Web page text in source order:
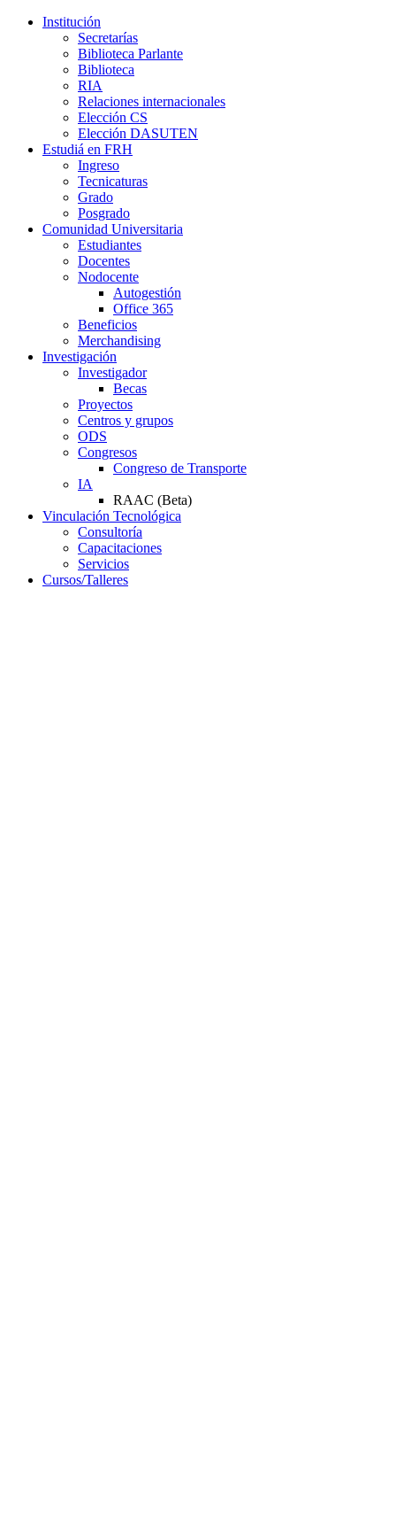
Institución
Secretarías
Biblioteca Parlante
Biblioteca
RIA
Relaciones internacionales
Elección CS
Elección DASUTEN
Estudiá en FRH
Ingreso
Tecnicaturas
Grado
Posgrado
Comunidad Universitaria
Estudiantes
Docentes
Nodocente
Autogestión
Office 365
Beneficios
Merchandising
Investigación
Investigador
Becas
Proyectos
Centros y grupos
ODS
Congresos
Congreso de Transporte
IA
RAAC (Beta)
Vinculación Tecnológica
Consultoría
Capacitaciones
Servicios
Cursos/Talleres